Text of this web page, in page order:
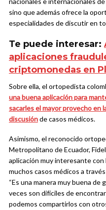
sino que además ofrece la
especialidades de discutir en
Te puede interesar:
aplicaciones
criptomonedas en
Sobre ella, el ortopedista
una buena aplicación para
sacarles el mayor provecho en
discusiónde casos médicos.
Asimismo, el reconocido
Metropolitano de Ecuador,
aplicación muy interesante
muchos casos médicos a
“Es una manera muy buena de
veces son difíciles de
podemos compartirlos con